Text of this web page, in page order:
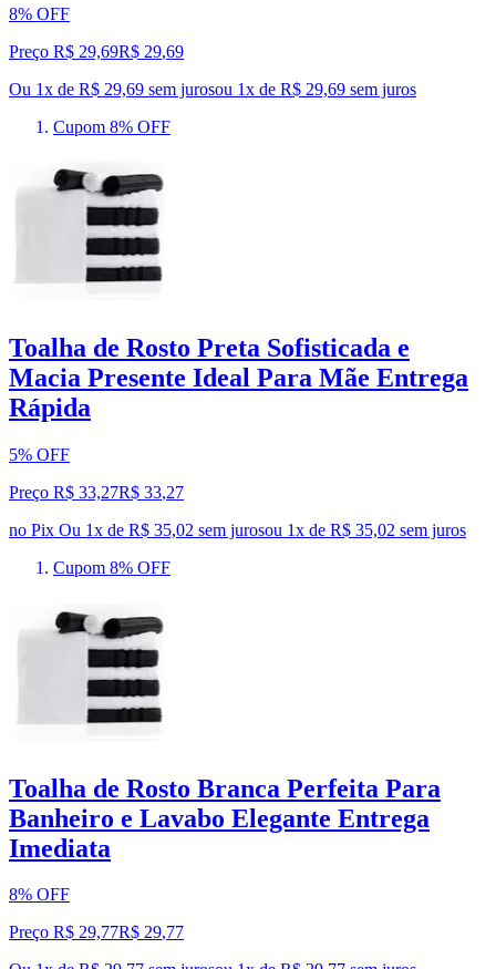
8% OFF
Preço R$ 29,69R$ 29,69
Ou 1x de R$ 29,69 sem jurosou 1x de R$ 29,69 sem juros
Cupom 8% OFF
Toalha de Rosto Preta Sofisticada e
Macia Presente Ideal Para Mãe Entrega
Rápida
5% OFF
Preço R$ 33,27R$ 33,27
no Pix Ou 1x de R$ 35,02 sem jurosou 1x de R$ 35,02 sem juros
Cupom 8% OFF
Toalha de Rosto Branca Perfeita Para
Banheiro e Lavabo Elegante Entrega
Imediata
8% OFF
Preço R$ 29,77R$ 29,77